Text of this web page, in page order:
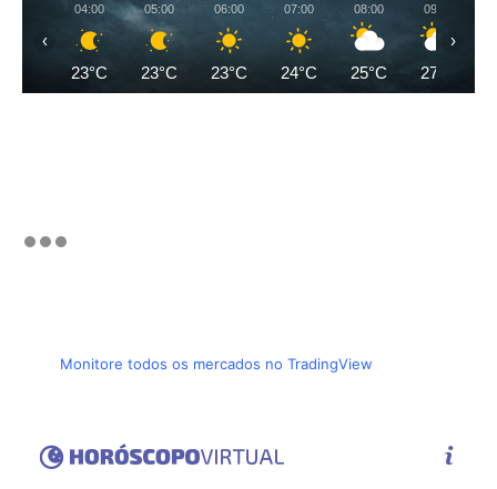
04:00
23°C
05:00
23°C
06:00
23°C
07:00
24°C
08:00
25°C
09:00
27°C
‹ ›
Monitore todos os mercados no TradingView